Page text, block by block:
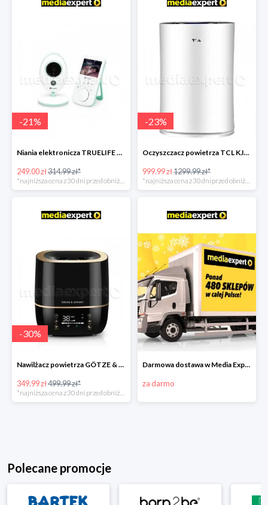
-21%
Niania elektronicza TRUELIFE NannyCam V24
249.00 zł314.99 zł*
-23%
Oczyszczacz powietrza TCL KJ300F-S3
999.99 zł1299.99 zł*
-30%
Nawilżacz powietrza GÖTZE & JENSEN AH201KG
349.99 zł499.99 zł*
Darmowa dostawa w Media Expert
za darmo
Polecane promocje